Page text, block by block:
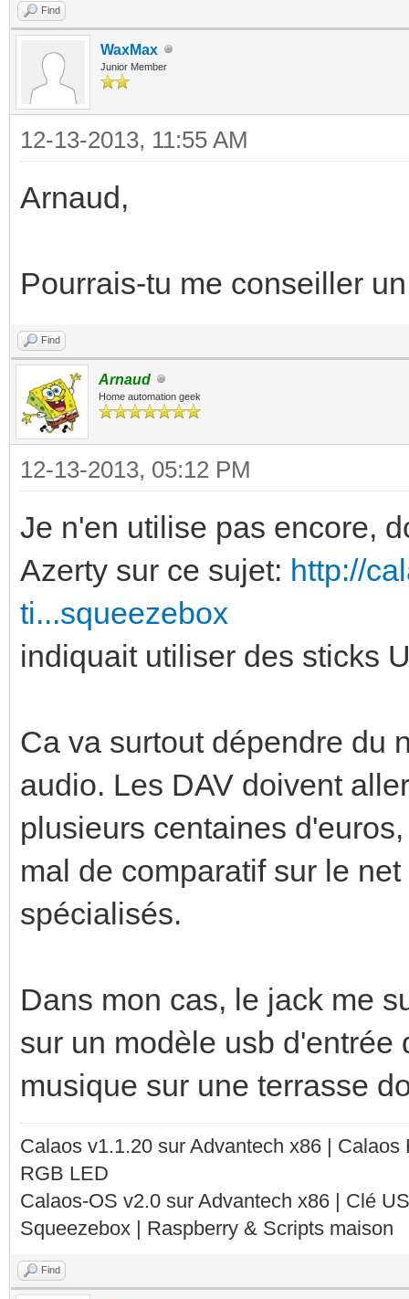
Find
WaxMax
Junior Member
12-13-2013, 11:55 AM
Arnaud,
Pourrais-tu me conseiller
Find
Arnaud
Home automation geek
12-13-2013, 05:12 PM
Je n'en utilise pas encore,
Azerty sur ce sujet: http://
ti...squeezebox
indiquait utiliser des sticks
Ca va surtout dépendre du
audio. Les DAV doivent
plusieurs centaines
mal de comparatif sur le
spécialisés.
Dans mon cas, le jack me
sur un modèle usb d'entrée
musique sur une terrasse
Calaos v1.1.20 sur Advantech x86 |
RGB LED
Calaos-OS v2.0 sur Advantech x86 | Clé
Squeezebox | Raspberry & Scripts maison
Find